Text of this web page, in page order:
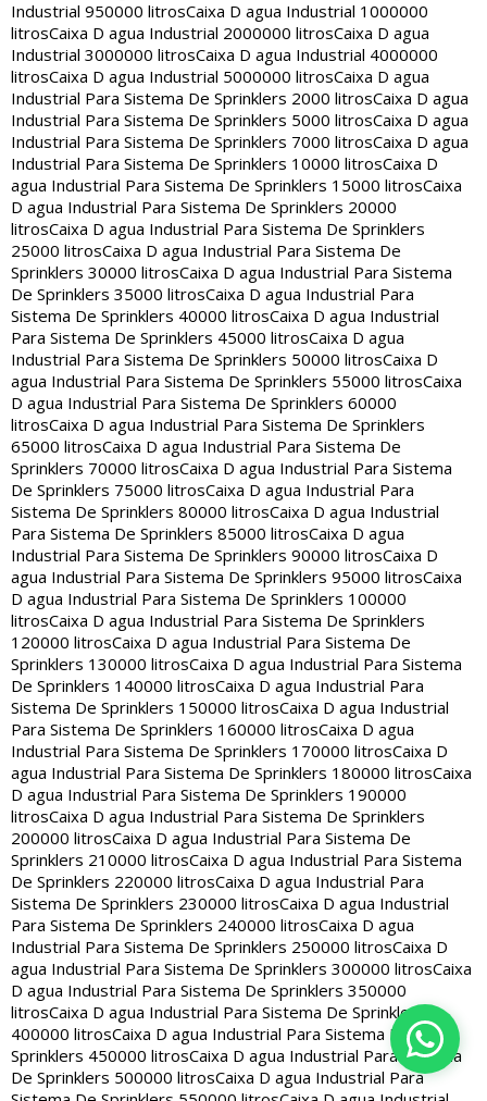
Industrial 950000 litrosCaixa D agua Industrial 1000000
litrosCaixa D agua Industrial 2000000 litrosCaixa D agua
Industrial 3000000 litrosCaixa D agua Industrial 4000000
litrosCaixa D agua Industrial 5000000 litrosCaixa D agua
Industrial Para Sistema De Sprinklers 2000 litrosCaixa D agua
Industrial Para Sistema De Sprinklers 5000 litrosCaixa D agua
Industrial Para Sistema De Sprinklers 7000 litrosCaixa D agua
Industrial Para Sistema De Sprinklers 10000 litrosCaixa D
agua Industrial Para Sistema De Sprinklers 15000 litrosCaixa
D agua Industrial Para Sistema De Sprinklers 20000
litrosCaixa D agua Industrial Para Sistema De Sprinklers
25000 litrosCaixa D agua Industrial Para Sistema De
Sprinklers 30000 litrosCaixa D agua Industrial Para Sistema
De Sprinklers 35000 litrosCaixa D agua Industrial Para
Sistema De Sprinklers 40000 litrosCaixa D agua Industrial
Para Sistema De Sprinklers 45000 litrosCaixa D agua
Industrial Para Sistema De Sprinklers 50000 litrosCaixa D
agua Industrial Para Sistema De Sprinklers 55000 litrosCaixa
D agua Industrial Para Sistema De Sprinklers 60000
litrosCaixa D agua Industrial Para Sistema De Sprinklers
65000 litrosCaixa D agua Industrial Para Sistema De
Sprinklers 70000 litrosCaixa D agua Industrial Para Sistema
De Sprinklers 75000 litrosCaixa D agua Industrial Para
Sistema De Sprinklers 80000 litrosCaixa D agua Industrial
Para Sistema De Sprinklers 85000 litrosCaixa D agua
Industrial Para Sistema De Sprinklers 90000 litrosCaixa D
agua Industrial Para Sistema De Sprinklers 95000 litrosCaixa
D agua Industrial Para Sistema De Sprinklers 100000
litrosCaixa D agua Industrial Para Sistema De Sprinklers
120000 litrosCaixa D agua Industrial Para Sistema De
Sprinklers 130000 litrosCaixa D agua Industrial Para Sistema
De Sprinklers 140000 litrosCaixa D agua Industrial Para
Sistema De Sprinklers 150000 litrosCaixa D agua Industrial
Para Sistema De Sprinklers 160000 litrosCaixa D agua
Industrial Para Sistema De Sprinklers 170000 litrosCaixa D
agua Industrial Para Sistema De Sprinklers 180000 litrosCaixa
D agua Industrial Para Sistema De Sprinklers 190000
litrosCaixa D agua Industrial Para Sistema De Sprinklers
200000 litrosCaixa D agua Industrial Para Sistema De
Sprinklers 210000 litrosCaixa D agua Industrial Para Sistema
De Sprinklers 220000 litrosCaixa D agua Industrial Para
Sistema De Sprinklers 230000 litrosCaixa D agua Industrial
Para Sistema De Sprinklers 240000 litrosCaixa D agua
Industrial Para Sistema De Sprinklers 250000 litrosCaixa D
agua Industrial Para Sistema De Sprinklers 300000 litrosCaixa
D agua Industrial Para Sistema De Sprinklers 350000
litrosCaixa D agua Industrial Para Sistema De Sprinklers
400000 litrosCaixa D agua Industrial Para Sistema De
Sprinklers 450000 litrosCaixa D agua Industrial Para Sistema
De Sprinklers 500000 litrosCaixa D agua Industrial Para